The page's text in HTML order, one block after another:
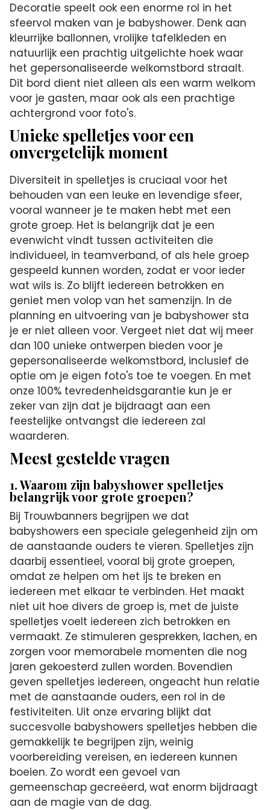
Decoratie speelt ook een enorme rol in het
sfeervol maken van je babyshower. Denk aan
kleurrijke ballonnen, vrolijke tafelkleden en
natuurlijk een prachtig uitgelichte hoek waar
het gepersonaliseerde welkomstbord straalt.
Dit bord dient niet alleen als een warm welkom
voor je gasten, maar ook als een prachtige
achtergrond voor foto's.
Unieke spelletjes voor een
onvergetelijk moment
Diversiteit in spelletjes is cruciaal voor het
behouden van een leuke en levendige sfeer,
vooral wanneer je te maken hebt met een
grote groep. Het is belangrijk dat je een
evenwicht vindt tussen activiteiten die
individueel, in teamverband, of als hele groep
gespeeld kunnen worden, zodat er voor ieder
wat wils is. Zo blijft iedereen betrokken en
geniet men volop van het samenzijn. In de
planning en uitvoering van je babyshower sta
je er niet alleen voor. Vergeet niet dat wij meer
dan 100 unieke ontwerpen bieden voor je
gepersonaliseerde welkomstbord, inclusief de
optie om je eigen foto's toe te voegen. En met
onze 100% tevredenheidsgarantie kun je er
zeker van zijn dat je bijdraagt aan een
feestelijke ontvangst die iedereen zal
waarderen.
Meest gestelde vragen
1. Waarom zijn babyshower spelletjes
belangrijk voor grote groepen?
Bij Trouwbanners begrijpen we dat
babyshowers een speciale gelegenheid zijn om
de aanstaande ouders te vieren. Spelletjes zijn
daarbij essentieel, vooral bij grote groepen,
omdat ze helpen om het ijs te breken en
iedereen met elkaar te verbinden. Het maakt
niet uit hoe divers de groep is, met de juiste
spelletjes voelt iedereen zich betrokken en
vermaakt. Ze stimuleren gesprekken, lachen, en
zorgen voor memorabele momenten die nog
jaren gekoesterd zullen worden. Bovendien
geven spelletjes iedereen, ongeacht hun relatie
met de aanstaande ouders, een rol in de
festiviteiten. Uit onze ervaring blijkt dat
succesvolle babyshowers spelletjes hebben die
gemakkelijk te begrijpen zijn, weinig
voorbereiding vereisen, en iedereen kunnen
boeien. Zo wordt een gevoel van
gemeenschap gecreëerd, wat enorm bijdraagt
aan de magie van de dag.